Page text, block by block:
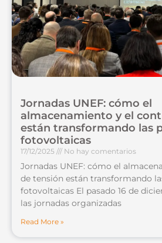
Jornadas UNEF: cómo el
almacenamiento y el
están transformando las
fotovoltaicas
17/12/2025 No hay comentarios
Jornadas UNEF: cómo el
de tensión están transformando
fotovoltaicas El pasado 16 de
las jornadas organizadas
Read More »